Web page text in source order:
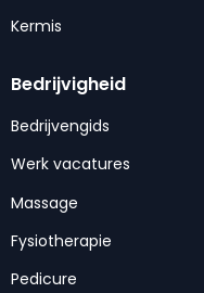
Kermis
Bedrijvigheid
Bedrijvengids
Werk vacatures
Massage
Fysiotherapie
Pedicure